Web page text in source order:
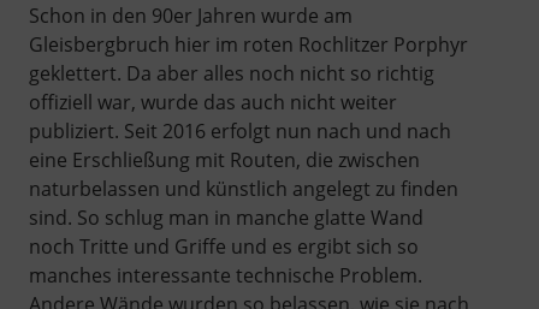
Schon in den 90er Jahren wurde am
Gleisbergbruch hier im roten Rochlitzer Porphyr
geklettert. Da aber alles noch nicht so richtig
offiziell war, wurde das auch nicht weiter
publiziert. Seit 2016 erfolgt nun nach und nach
eine Erschließung mit Routen, die zwischen
naturbelassen und künstlich angelegt zu finden
sind. So schlug man in manche glatte Wand
noch Tritte und Griffe und es ergibt sich so
manches interessante technische Problem.